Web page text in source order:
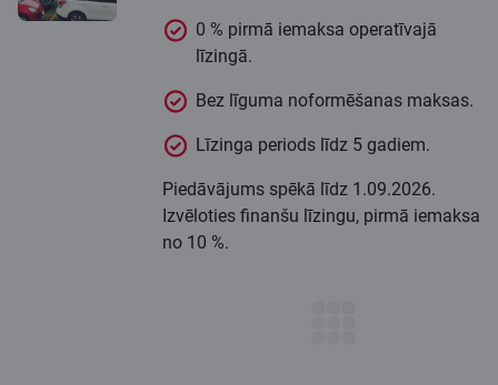
0 % pirmā iemaksa operatīvajā
līzingā.
Bez līguma noformēšanas maksas.
Līzinga periods līdz 5 gadiem.
Piedāvājums spēkā līdz 1.09.2026.
Izvēloties finanšu līzingu, pirmā iemaksa
no 10 %.